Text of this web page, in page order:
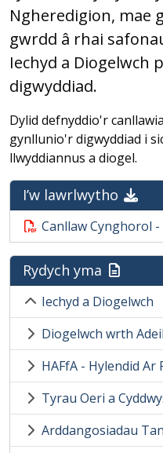
Ngheredigion, mae
gwrdd â rhai
Iechyd a Diogelwch
digwyddiad.
Dylid defnyddio'r
gynllunio'r digwyddiad i
llwyddiannus a diogel.
I’w lawrlwytho
Canllaw Cynghorol
Rydych yma
Iechyd a Diogelwch
Diogelwch wrth
HAFfA - Hylendid Ar
Tyrau Oeri a
Arddangosiadau